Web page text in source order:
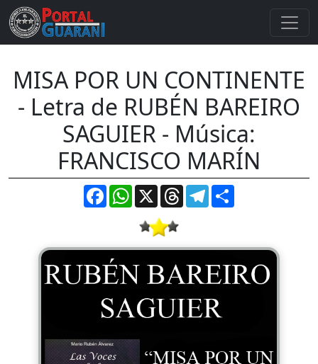
MISA POR UN CONTINENTE
- Letra de RUBÉN BAREIRO
SAGUIER - Música:
FRANCISCO MARÍN
FacebookWhatsApp
X ThreadsTelegram